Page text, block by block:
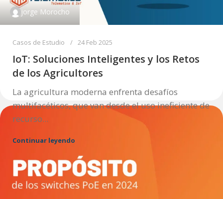
jorge Morocho
Casos de Estudio 24 Feb 2025
IoT: Soluciones Inteligentes y los Retos
de los Agricultores
La agricultura moderna enfrenta desafíos
multifacéticos, que van desde el uso ineficiente de
recurso...
Continuar leyendo